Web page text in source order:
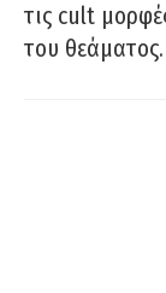
τις cult
του